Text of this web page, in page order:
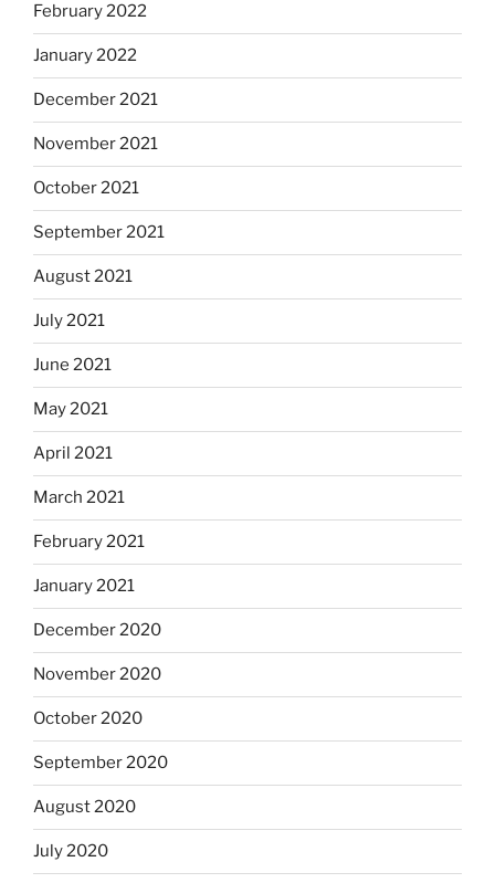
February 2022
January 2022
December 2021
November 2021
October 2021
September 2021
August 2021
July 2021
June 2021
May 2021
April 2021
March 2021
February 2021
January 2021
December 2020
November 2020
October 2020
September 2020
August 2020
July 2020